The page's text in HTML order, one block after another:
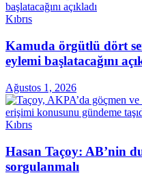
Kıbrıs
Kamuda örgütlü dört
eylemi başlatacağını
Ağustos 1, 2026
Kıbrıs
Hasan Taçoy: AB’nin
sorgulanmalı